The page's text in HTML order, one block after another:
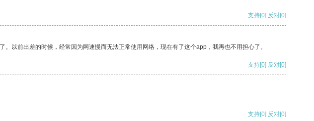
支持[0] 反对[0]
以前出差的时候，经常因为网速慢而无法正常使用网络，现在有了这个app，我再也不用担心了。
支持[0] 反对[0]
支持[0] 反对[0]